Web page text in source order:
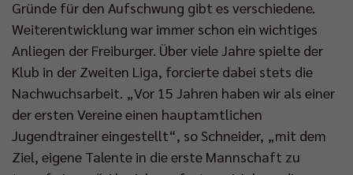
Gründe für den Aufschwung gibt es verschiedene.
Weiterentwicklung war immer schon ein wichtiges
Anliegen der Freiburger. Über viele Jahre spielte der
Klub in der Zweiten Liga, forcierte dabei stets die
Nachwuchsarbeit. „Vor 15 Jahren haben wir als einer
der ersten Vereine einen hauptamtlichen
Jugendtrainer eingestellt“, so Schneider, „mit dem
Ziel, eigene Talente in die erste Mannschaft zu